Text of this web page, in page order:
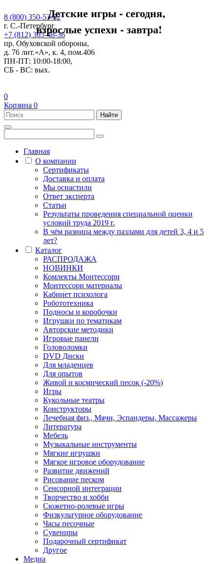
8 (800) 350-53-52
г. С.-Петербург
+7 (812) 365-48-36
пр. Обуховской обороны,
д. 76 лит.«А», к. 4, пом.406
ПН-ПТ: 10:00-18:00,
СБ - ВС: вых.
Детские игры - сегодня,
взрослые успехи - завтра!
0
Корзина 0
Найти
Главная
О компании
Сертификаты
Доставка и оплата
Мы оснастили
Ответ эксперта
Статьи
Результаты проведения специальной оценки
условий труда 2019 г.
В чём разница между пазлами для детей 3, 4 и 5
лет?
Каталог
РАСПРОДАЖА
НОВИНКИ
Комлекты Монтессори
Монтессори материалы
Кабинет психолога
Робототехника
Подносы и коробочки
Игрушки по тематикам
Авторские методики
Игровые панели
Головоломки
DVD Диски
Для младенцев
Для опытов
Живой и космический песок (-20%)
Игры
Кукольные театры
Конструкторы
Лечебная физ., Мячи, Эспандеры, Массажеры
Литература
Мебель
Музыкальные инструменты
Мягкие игрушки
Мягкое игровое оборудование
Развитие движений
Рисование песком
Сенсорной интеграции
Творчество и хобби
Сюжетно-ролевые игры
Физкультурное оборудование
Часы песочные
Сувениры
Подарочный сертификат
Другое
Медиа